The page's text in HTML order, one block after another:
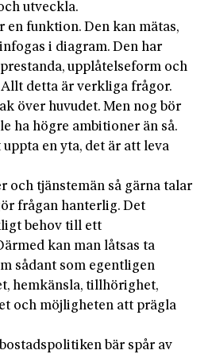
utveckla.
en funktion. Den kan mätas,
i diagram. Den har
upplåtelseform och
detta är verkliga frågor.
över huvudet. Men nog bör
ha högre ambitioner än så.
en yta, det är att leva
och tjänstemän så gärna talar
frågan hanterlig. Det
behov till ett
kan man låtsas ta
sådant som egentligen
hemkänsla, tillhörighet,
och möjligheten att prägla
bostadspolitiken bär spår av